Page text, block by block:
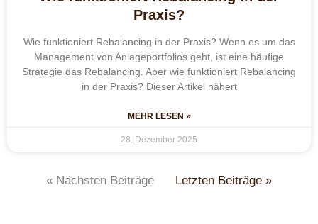
Praxis?
Wie funktioniert Rebalancing in der Praxis? Wenn es um das
Management von Anlageportfolios geht, ist eine häufige
Strategie das Rebalancing. Aber wie funktioniert Rebalancing
in der Praxis? Dieser Artikel nähert
MEHR LESEN »
28. Dezember 2025
« Nächsten Beiträge Letzten Beiträge »